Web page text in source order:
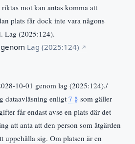
mot kan antas komma att
plats får dock inte vara någons
Lag (2025:124).
Lag (2025:124) ↗
10-01 genom lag (2025:124)./
dataavläsning enligt 7 § som gäller
får endast avse en plats där det
att anta att den person som åtgärden
uppehålla sig. Om platsen är en